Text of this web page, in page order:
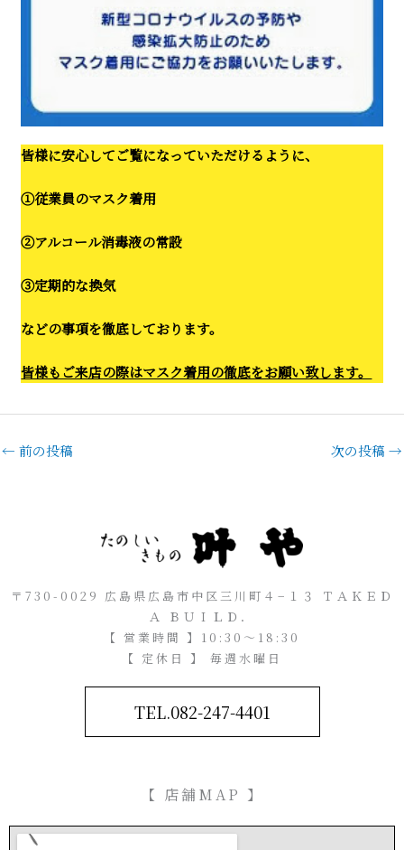
皆様に安心してご覧になっていただけるように、
①従業員のマスク着用
②アルコール消毒液の常設
③定期的な換気
などの事項を徹底しております。
皆様もご来店の際はマスク着用の徹底をお願い致します。
← 前の投稿 次の投稿 →
〒730-0029 広島県広島市中区三川町４−１３ ＴＡＫＥＤ
Ａ ＢＵＩＬＤ．
【 営業時間 】10:30～18:30
【 定休日 】 毎週水曜日
TEL.082-247-4401
【 店舗MAP 】